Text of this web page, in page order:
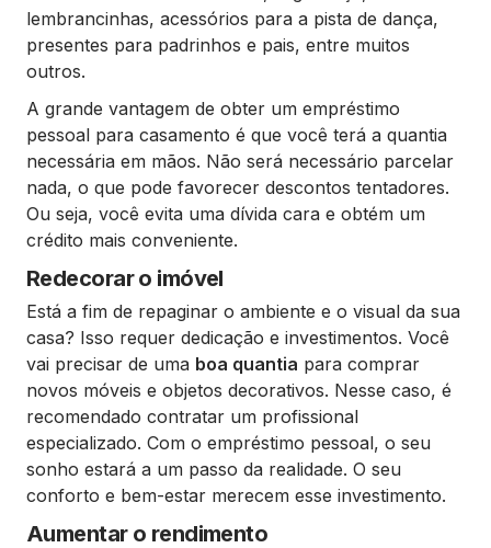
lembrancinhas, acessórios para a pista de dança,
presentes para padrinhos e pais, entre muitos
outros.
A grande vantagem de obter um empréstimo
pessoal para casamento é que você terá a quantia
necessária em mãos. Não será necessário parcelar
nada, o que pode favorecer descontos tentadores.
Ou seja, você evita uma dívida cara e obtém um
crédito mais conveniente.
Redecorar o imóvel
Está a fim de repaginar o ambiente e o visual da sua
casa? Isso requer dedicação e investimentos. Você
vai precisar de uma boa quantia para comprar
novos móveis e objetos decorativos. Nesse caso, é
recomendado contratar um profissional
especializado. Com o empréstimo pessoal, o seu
sonho estará a um passo da realidade. O seu
conforto e bem-estar merecem esse investimento.
Aumentar o rendimento